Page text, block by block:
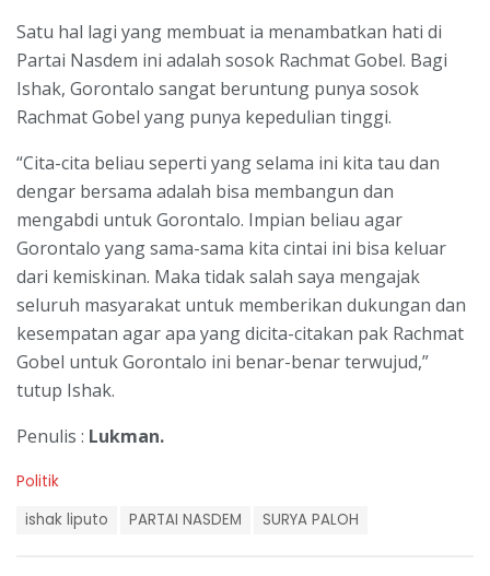
Satu hal lagi yang membuat ia menambatkan hati di
Partai Nasdem ini adalah sosok Rachmat Gobel. Bagi
Ishak, Gorontalo sangat beruntung punya sosok
Rachmat Gobel yang punya kepedulian tinggi.
“Cita-cita beliau seperti yang selama ini kita tau dan
dengar bersama adalah bisa membangun dan
mengabdi untuk Gorontalo. Impian beliau agar
Gorontalo yang sama-sama kita cintai ini bisa keluar
dari kemiskinan. Maka tidak salah saya mengajak
seluruh masyarakat untuk memberikan dukungan dan
kesempatan agar apa yang dicita-citakan pak Rachmat
Gobel untuk Gorontalo ini benar-benar terwujud,”
tutup Ishak.
Penulis : Lukman.
C
Politik
ishak liputo PARTAI NASDEM SURYA PALOH